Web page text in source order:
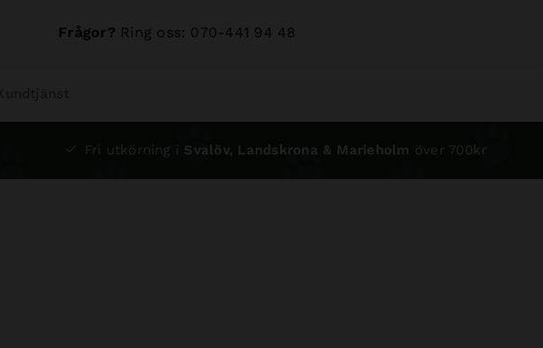
Frågor? Ring oss: 070-441 94 48
Fri utkörning i Svalöv, Landskrona & Marieholm över 700kr